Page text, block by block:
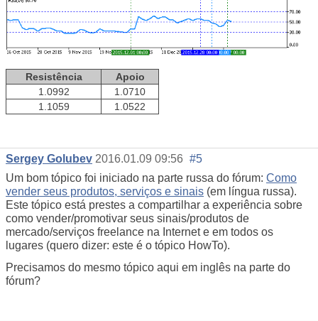
Resistência
Apoio
1.0992
1.0710
1.1059
1.0522
Sergey Golubev 2016.01.09 09:56 #5
Um bom tópico foi iniciado na parte russa do fórum: Como
vender seus produtos, serviços e sinais (em língua russa).
Este tópico está prestes a compartilhar a experiência sobre
como vender/promotivar seus sinais/produtos de
mercado/serviços freelance na Internet e em todos os
lugares (quero dizer: este é o tópico HowTo).
Precisamos do mesmo tópico aqui em inglês na parte do
fórum?